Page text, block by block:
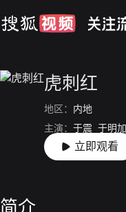
虎刺红
地区： 内地
主演： 于震 于明加
导演： 雷献禾
立即观看
简介